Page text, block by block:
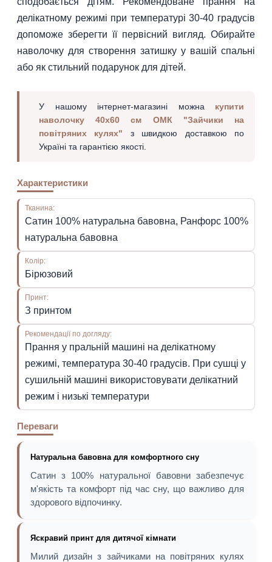
делікатному режимі при температурі 30-40 градусів
допоможе зберегти її первісний вигляд. Обирайте
наволочку для створення затишку у вашій спальні
або як стильний подарунок для дітей.
У нашому інтернет-магазині можна купити
наволочку 40х60 см ОМК "Зайчики на
повітряних кулях" з швидкою доставкою по
Україні та гарантією якості.
Характеристики
Тканина:
Сатин 100% натуральна бавовна, Ранфорс 100%
натуральна бавовна
Колір:
Бірюзовий
Принт:
З принтом
Рекомендації по догляду:
Прання у пральній машині на делікатному
режимі, температура 30-40 градусів. При сушці у
сушильній машині використовувати делікатний
режим і низькі температури
Переваги
Натуральна бавовна для комфортного сну
Сатин з 100% натуральної бавовни забезпечує
м'якість та комфорт під час сну, що важливо для
здорового відпочинку.
Яскравий принт для дитячої кімнати
Милий дизайн з зайчиками на повітряних кулях